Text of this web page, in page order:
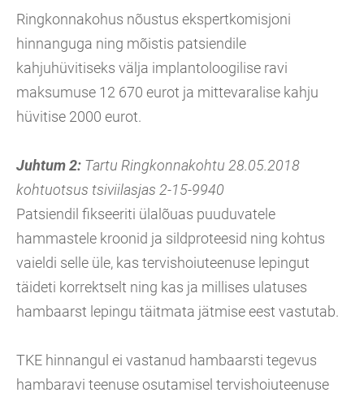
Ringkonnakohus nõustus ekspertkomisjoni
hinnanguga ning mõistis patsiendile
kahjuhüvitiseks välja implantoloogilise ravi
maksumuse 12 670 eurot ja mittevaralise kahju
hüvitise 2000 eurot.
Juhtum 2: Tartu Ringkonnakohtu 28.05.2018
kohtuotsus tsiviilasjas 2-15-9940
Patsiendil fikseeriti ülalõuas puuduvatele
hammastele kroonid ja sildproteesid ning kohtus
vaieldi selle üle, kas tervishoiuteenuse lepingut
täideti korrektselt ning kas ja millises ulatuses
hambaarst lepingu täitmata jätmise eest vastutab.
TKE hinnangul ei vastanud hambaarsti tegevus
hambaravi teenuse osutamisel tervishoiuteenuse